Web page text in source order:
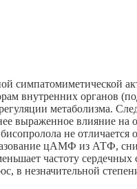
симпатомиметической
внутренних органов
метаболизма.
выраженное влияние
не
цАМФ из АТФ,
частоту
в незначительной